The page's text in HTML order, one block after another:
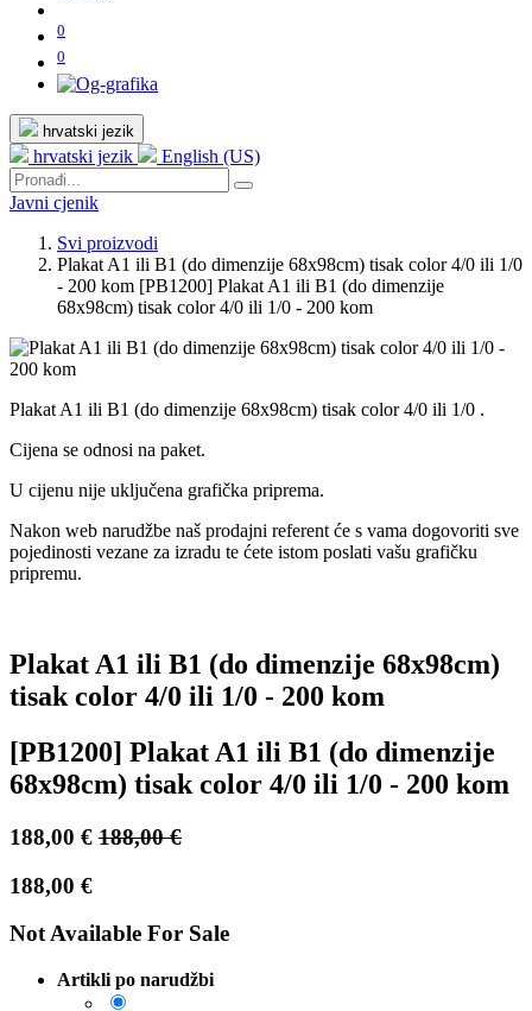
0
0
hrvatski jezik
hrvatski jezik English (US)
Javni cjenik
Svi proizvodi
Plakat A1 ili B1 (do dimenzije 68x98cm) tisak color 4/0 ili 1/0
- 200 kom [PB1200] Plakat A1 ili B1 (do dimenzije
68x98cm) tisak color 4/0 ili 1/0 - 200 kom
Plakat A1 ili B1 (do dimenzije 68x98cm) tisak color 4/0 ili 1/0 .
Cijena se odnosi na paket.
U cijenu nije uključena grafička priprema.
Nakon web narudžbe naš prodajni referent će s vama dogovoriti sve
pojedinosti vezane za izradu te ćete istom poslati vašu grafičku
pripremu.
Plakat A1 ili B1 (do dimenzije 68x98cm)
tisak color 4/0 ili 1/0 - 200 kom
[PB1200] Plakat A1 ili B1 (do dimenzije
68x98cm) tisak color 4/0 ili 1/0 - 200 kom
188,00 € 188,00€
188,00 €
Not Available For Sale
Artikli po narudžbi